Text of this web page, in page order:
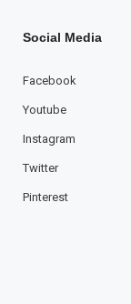
Social Media
Facebook
Youtube
Instagram
Twitter
Pinterest